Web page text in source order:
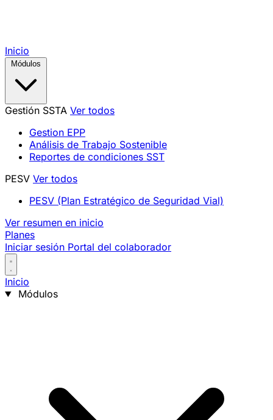
Inicio
Gestión SSTA Ver todos
Gestion EPP
Análisis de Trabajo Sostenible
Reportes de condiciones SST
PESV Ver todos
PESV (Plan Estratégico de Seguridad Vial)
Ver resumen en inicio
Planes
Iniciar sesión Portal del colaborador
Inicio
Módulos